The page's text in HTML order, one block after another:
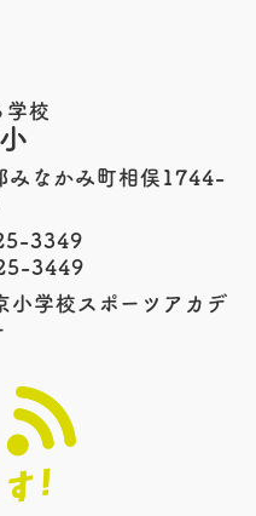
学校
みなかみ町相俣1744-
3349
3449
小学校スポーツアカデ